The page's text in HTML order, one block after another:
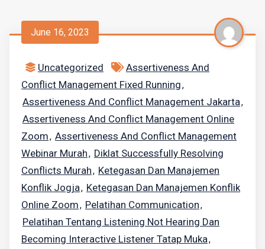
June 16, 2023
Uncategorized
Assertiveness And
Conflict Management Fixed Running,
Assertiveness And Conflict Management Jakarta,
Assertiveness And Conflict Management Online
Zoom, Assertiveness And Conflict Management
Webinar Murah, Diklat Successfully Resolving
Conflicts Murah, Ketegasan Dan Manajemen
Konflik Jogja, Ketegasan Dan Manajemen Konflik
Online Zoom, Pelatihan Communication,
Pelatihan Tentang Listening Not Hearing Dan
Becoming Interactive Listener Tatap Muka,